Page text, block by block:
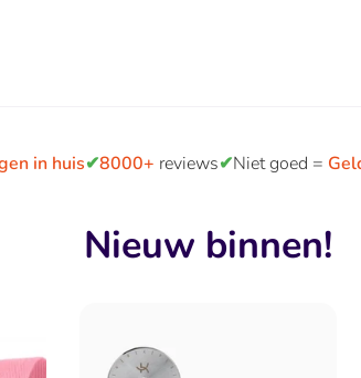
in huis✔8000+ reviews✔Niet goed =
Nieuw binnen!